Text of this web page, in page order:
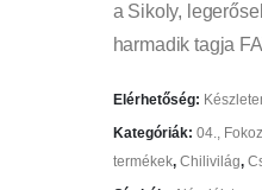
a Sikoly,
harmadik tagja
Elérhetőség:
Kategóriák: 04.,
termékek, Chilivilág,